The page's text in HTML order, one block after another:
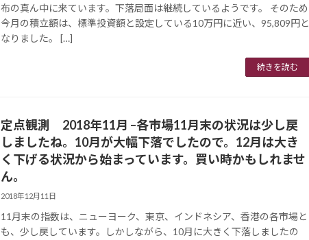
布の真ん中に来ています。下落局面は継続しているようです。 そのため
今月の積立額は、標準投資額と設定している10万円に近い、95,809円と
なりました。 […]
続きを読む
定点観測 2018年11月 –各市場11月末の状況は少し戻
しましたね。10月が大幅下落でしたので。12月は大き
く下げる状況から始まっています。買い時かもしれませ
ん。
2018年12月11日
11月末の指数は、ニューヨーク、東京、インドネシア、香港の各市場と
も、少し戻しています。しかしながら、10月に大きく下落しましたの